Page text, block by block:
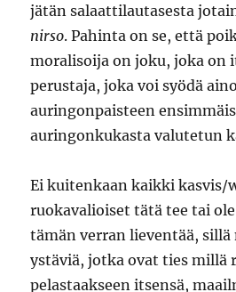
jätän salaattilautasesta
nirso. Pahinta on se, että
moralisoija on joku, joka on
perustaja, joka voi syödä
auringonpaisteen
auringonkukasta valutetun
Ei kuitenkaan kaikki kasvis/
ruokavalioiset tätä tee tai
tämän verran lieventää,
ystäviä, jotka ovat ties millä
pelastaakseen itsensä,